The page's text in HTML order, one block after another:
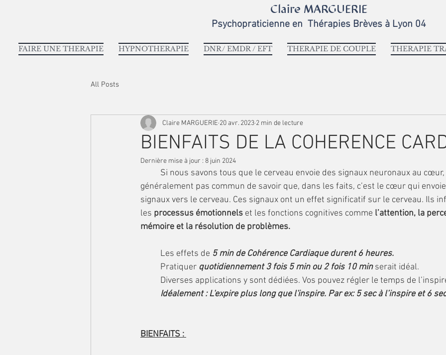
Claire MARGUERIE
Psychopraticienne en Thérapies Brèves à Lyon 04
FAIRE UNE THERAPIE HYPNOTHERAPIE DNR/ EMDR / EFT THERAPIE DE COUPLE THERAPIE
All Posts
BIENFAITS DE LA COHERENCE
Claire MARGUERIE 20 avr. 2023 2 min de lecture
Dernière mise à jour : 8 juin 2024
généralement pas commun de savoir que, dans les faits, c’est le cœur qui
signaux vers le cerveau. Ces signaux ont un effet significatif sur le cerveau. Ils
les processus émotionnels et les fonctions cognitives comme l’attention, la
mémoire et la résolution de problèmes.
	Les effets de
5 min de Cohérence Cardiaque durent 6 heures.
	Pratiquer
quotidiennement 3 fois 5 min ou 2 fois 10 min serait idéal.
Diverses applications y sont dédiées. Vos pouvez régler le temps de
Idéalement : L'expire plus long que l'inspire. Par ex: 5 sec à l’inspire et 6
BIENFAITS :